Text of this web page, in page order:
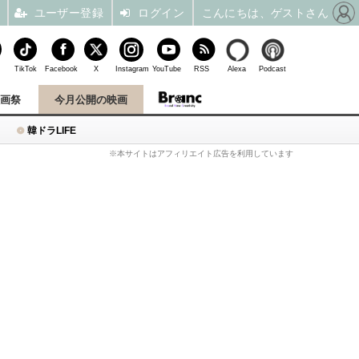
韓ドラLIFE
祭 今月公開の映画
※本サイトはアフィリエイト広告を利用しています
TikTok Facebook X Instagram YouTube RSS Alexa Podcast
ユーザー登録 ログイン こんにちは、ゲストさん